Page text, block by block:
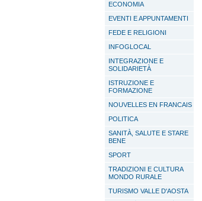
ECONOMIA
EVENTI E APPUNTAMENTI
FEDE E RELIGIONI
INFOGLOCAL
INTEGRAZIONE E
SOLIDARIETÀ
ISTRUZIONE E
FORMAZIONE
NOUVELLES EN FRANCAIS
POLITICA
SANITÀ, SALUTE E STARE
BENE
SPORT
TRADIZIONI E CULTURA
MONDO RURALE
TURISMO VALLE D'AOSTA